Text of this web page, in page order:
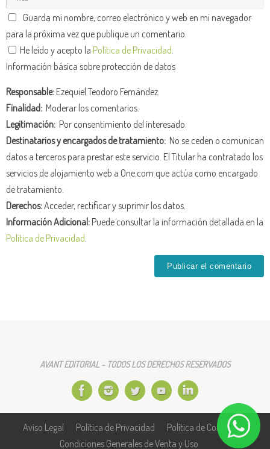
Guarda mi nombre, correo electrónico y web en mi navegador
para la próxima vez que publique un comentario.
He leído y acepto la Política de Privacidad
Información básica sobre protección de datos
Responsable:Ezequiel Teodoro Fernández.
Finalidad: Moderar los comentarios.
Legitimación: Por consentimiento del interesado.
Destinatarios y encargados de tratamiento: No se ceden o comunican
datos a terceros para prestar este servicio. El Titular ha contratado los
servicios de alojamiento web a One.com que actúa como encargado
de tratamiento.
Derechos:Acceder, rectificar y suprimir los datos.
Información Adicional:Puede consultar la información detallada en la
Política de Privacidad
AVANT EDITORIAL - TODOS LOS DERECHOS RESERVADOS
Aviso Legal Política de Privacidad
Política de Cookies
Condiciones Generales de Venta y Uso